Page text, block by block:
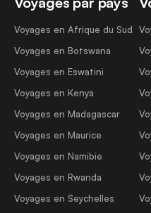
Voyages en Afrique du Sud
Voyages en Botswana
Voyages en Eswatini
Voyages en Kenya
Voyages en Madagascar
Voyages en Maurice
Voyages en Namibie
Voyages en Rwanda
Voyages en Seychelles